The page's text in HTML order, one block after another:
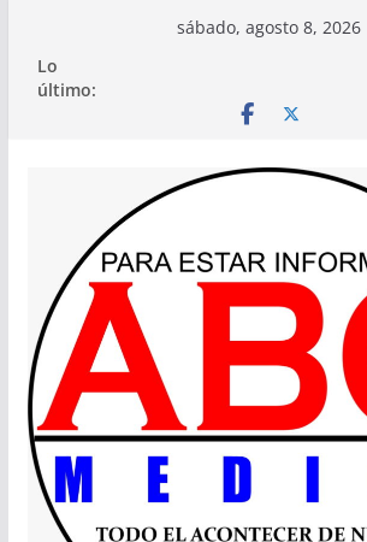
contenido
sábado, agosto 8, 2026
Lo
último: